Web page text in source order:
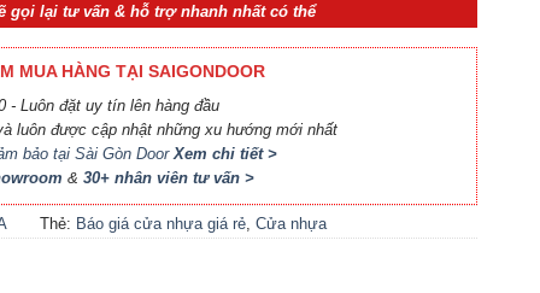
gọi lại tư vấn & hỗ trợ nhanh nhất có thể
MUA HÀNG TẠI SAIGONDOOR
- Luôn đặt uy tín lên hàng đầu
luôn được cập nhật những xu hướng mới nhất
bảo tại Sài Gòn DoorXem chi tiết >
& 30+ nhân viên tư vấn >
Thẻ: Báo giá cửa nhựa giá rẻ, Cửa nhựa